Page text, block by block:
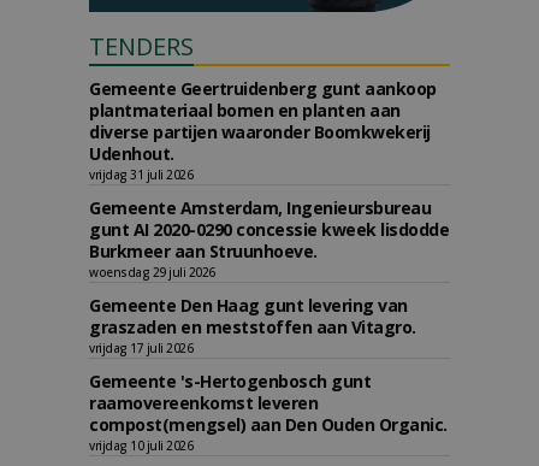
TENDERS
Gemeente Geertruidenberg gunt aankoop
plantmateriaal bomen en planten aan
diverse partijen waaronder Boomkwekerij
Udenhout.
vrijdag 31 juli 2026
Gemeente Amsterdam, Ingenieursbureau
gunt AI 2020-0290 concessie kweek lisdodde
Burkmeer aan Struunhoeve.
woensdag 29 juli 2026
Gemeente Den Haag gunt levering van
graszaden en meststoffen aan Vitagro.
vrijdag 17 juli 2026
Gemeente 's-Hertogenbosch gunt
raamovereenkomst leveren
compost(mengsel) aan Den Ouden Organic.
vrijdag 10 juli 2026